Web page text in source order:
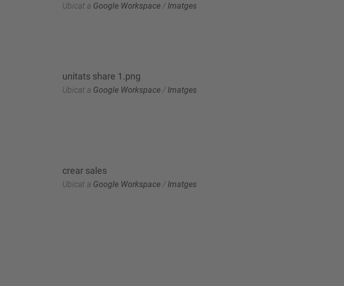
Ubicat a Google Workspace / Imatges
unitats share 1.png
Ubicat a Google Workspace / Imatges
crear sales
Ubicat a Google Workspace / Imatges